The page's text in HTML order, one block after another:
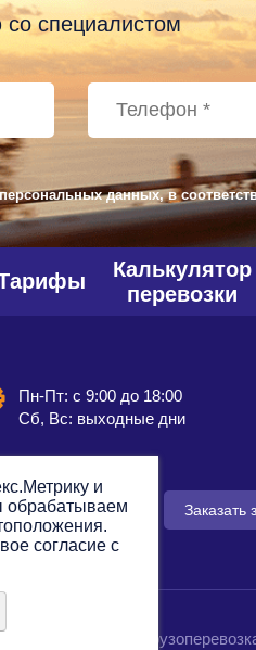
со специалистом
данных, в
Калькулятор
перевозки
Пн-Пт: с 9:00 до 18:00
Сб, Вс: выходные дни
Оставить заявку Заказать
компания по
и
обрабатываем
согласие с